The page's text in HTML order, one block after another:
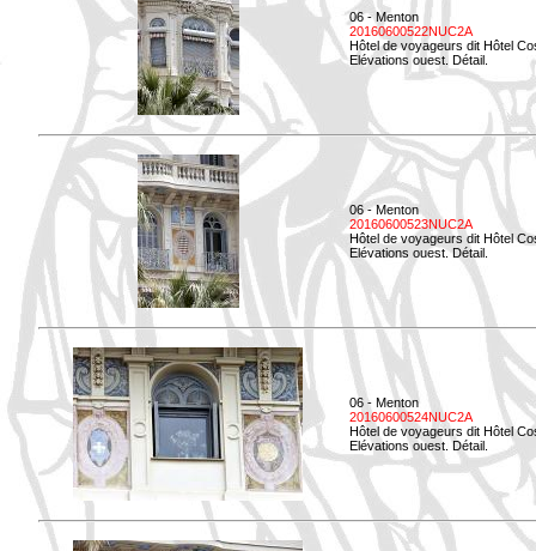
06 - Menton
20160600522NUC2A
Hôtel de voyageurs dit Hôtel
Elévations ouest. Détail.
06 - Menton
20160600523NUC2A
Hôtel de voyageurs dit Hôtel
Elévations ouest. Détail.
06 - Menton
20160600524NUC2A
Hôtel de voyageurs dit Hôtel
Elévations ouest. Détail.